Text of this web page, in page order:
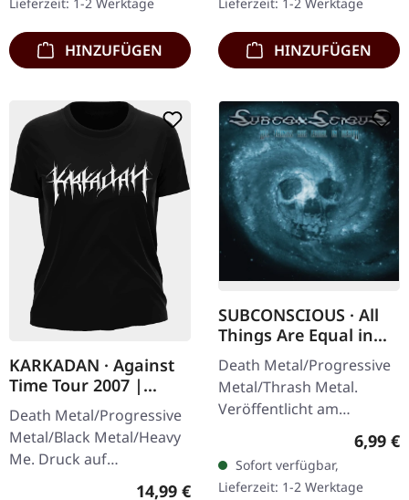
Geheimtipp…
HINZUFÜGEN
Exemplaren!…
HINZUFÜGEN
KARKADAN · Against
Time Tour 2007 |
GIRLIE
Death Metal/Progressive
Metal/Black Metal/Heavy
Me. Druck auf
Regulärer Preis:
14,99 €
SUBCONSCIOUS · All
Things Are Equal in
Death | CD
Death Metal/Progressive
Metal/Thrash Metal.
Veröffentlicht am
08.08.2008, auf Supreme
Chaos Records. CD im
Jewelcase mit 8-seitigem
6,99 €
Sofort verfügbar,
Lieferzeit: 1-2 Werktage